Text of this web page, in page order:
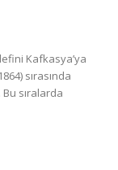
Kafkas­ya’ya
sırasında
sıralarda